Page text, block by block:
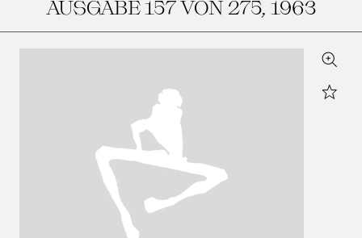
AUSGABE 157 VON 275, 1963
Zoom
Star